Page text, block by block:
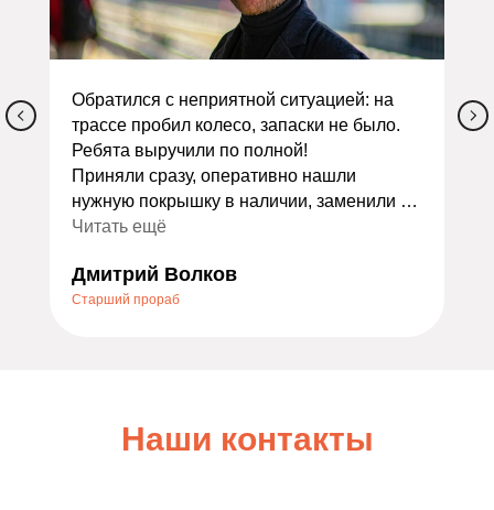
Обратился с неприятной ситуацией: на
трассе пробил колесо, запаски не было.
Ребята выручили по полной!
Приняли сразу, оперативно нашли
нужную покрышку в наличии, заменили и
сделали балансировку. Всё заняло
экстренному случаю — очень приятно.
Порадовало отношение: не стали
Читать ещё
Дмитрий Волков
Старший прораб
Наши контакты